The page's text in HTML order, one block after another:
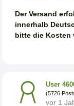
Der Versand
innerhalb
bitte die Kosten
User
(5726
vor 1